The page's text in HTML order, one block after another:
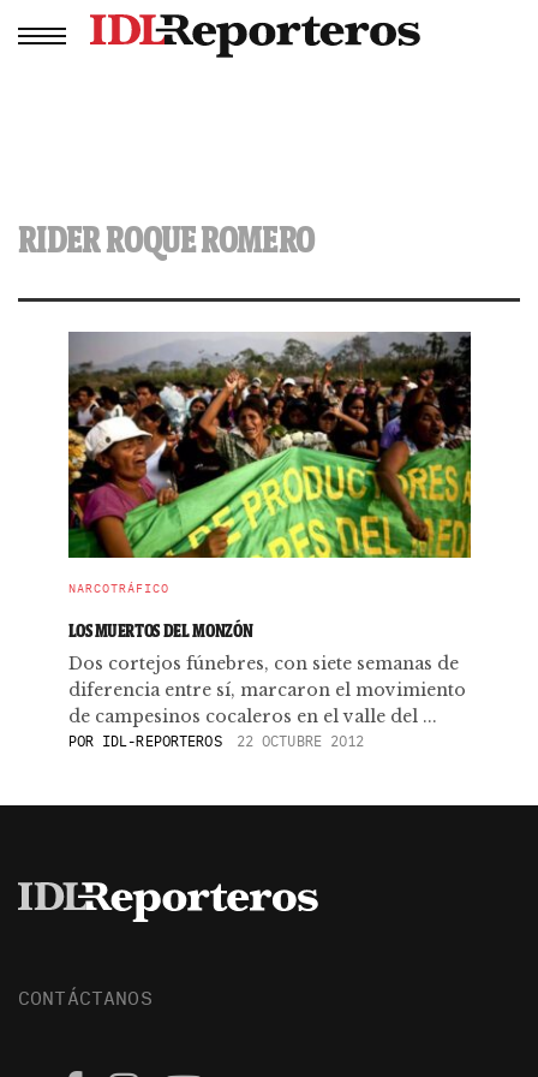
RIDER ROQUE ROMERO
NARCOTRÁFICO
LOS MUERTOS DEL MONZÓN
Dos cortejos fúnebres, con siete semanas de
diferencia entre sí, marcaron el movimiento
de campesinos cocaleros en el valle del ...
POR IDL-REPORTEROS 22 OCTUBRE 2012
CONTÁCTANOS